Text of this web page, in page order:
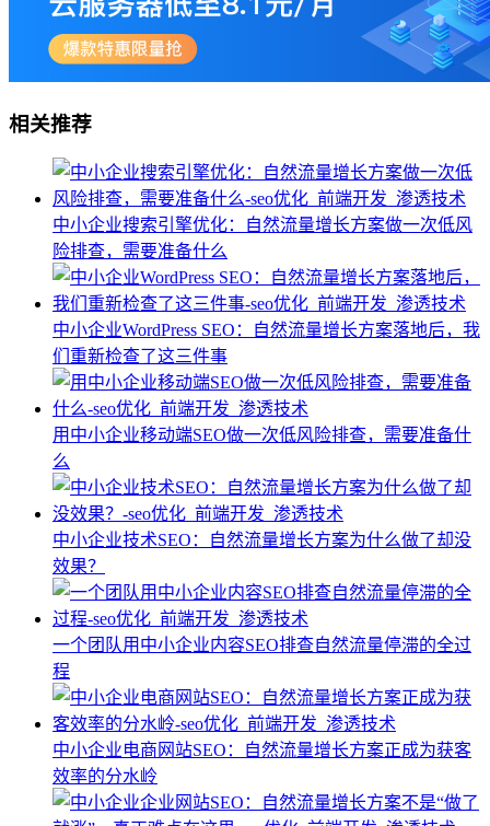
相关推荐
中小企业搜索引擎优化：自然流量增长方案做一次低风
险排查，需要准备什么
中小企业WordPress SEO：自然流量增长方案落地后，我
们重新检查了这三件事
用中小企业移动端SEO做一次低风险排查，需要准备什
么
中小企业技术SEO：自然流量增长方案为什么做了却没
效果？
一个团队用中小企业内容SEO排查自然流量停滞的全过
程
中小企业电商网站SEO：自然流量增长方案正成为获客
效率的分水岭